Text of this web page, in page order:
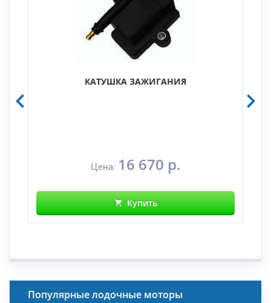
КАТУШКА ЗАЖИГАНИЯ
Цена: 16 670 р.
Купить
Популярные лодочные моторы